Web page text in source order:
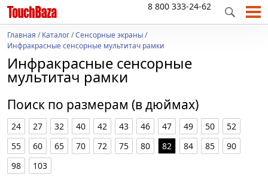
8 800 333-24-62
Главная /Каталог/Сенсорные экраны/
Инфракрасные сенсорные мультитач рамки
Инфракрасные сенсорные
мультитач рамки
Поиск по размерам (в дюймах)
24 27 32 40 42 43 46 47 49 50
52
55
60 65 70 72 75 80 82 84 85
90
98
103